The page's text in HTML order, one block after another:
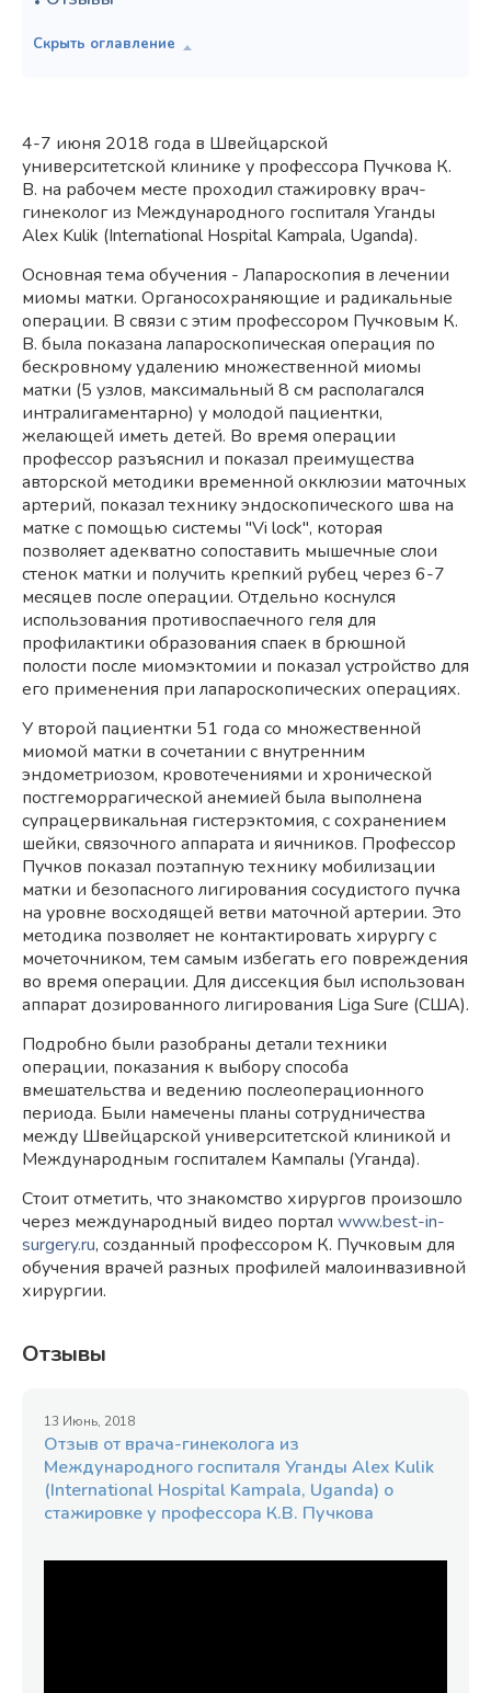
4-7 июня 2018 года в Швейцарской
университетской клинике у профессора Пучкова К.
В. на рабочем месте проходил стажировку врач-
гинеколог из Международного госпиталя Уганды
Alex Kulik (International Hospital Kampala, Uganda).
Основная тема обучения - Лапароскопия в лечении
миомы матки. Органосохраняющие и радикальные
операции. В связи с этим профессором Пучковым К.
В. была показана лапароскопическая операция по
бескровному удалению множественной миомы
матки (5 узлов, максимальный 8 см располагался
интралигаментарно) у молодой пациентки,
желающей иметь детей. Во время операции
профессор разъяснил и показал преимущества
авторской методики временной окклюзии маточных
артерий, показал технику эндоскопического шва на
матке с помощью системы "Vi lock", которая
позволяет адекватно сопоставить мышечные слои
стенок матки и получить крепкий рубец через 6-7
месяцев после операции. Отдельно коснулся
использования противоспаечного геля для
профилактики образования спаек в брюшной
полости после миомэктомии и показал устройство для
его применения при лапароскопических операциях.
У второй пациентки 51 года со множественной
миомой матки в сочетании с внутренним
эндометриозом, кровотечениями и хронической
постгеморрагической анемией была выполнена
супрацервикальная гистерэктомия, с сохранением
шейки, связочного аппарата и яичников. Профессор
Пучков показал поэтапную технику мобилизации
матки и безопасного лигирования сосудистого пучка
на уровне восходящей ветви маточной артерии. Это
методика позволяет не контактировать хирургу с
мочеточником, тем самым избегать его повреждения
во время операции. Для диссекция был использован
аппарат дозированного лигирования Liga Sure (США).
Подробно были разобраны детали техники
операции, показания к выбору способа
вмешательства и ведению послеоперационного
периода. Были намечены планы сотрудничества
между Швейцарской университетской клиникой и
Международным госпиталем Кампалы (Уганда).
Стоит отметить, что знакомство хирургов произошло
через международный видео портал www.best-in-
surgery.ru, созданный профессором К. Пучковым для
обучения врачей разных профилей малоинвазивной
хирургии.
Отзывы
13 Июнь, 2018
Отзыв от врача-гинеколога из
Международного госпиталя Уганды Alex Kulik
(International Hospital Kampala, Uganda) о
стажировке у профессора К.В. Пучкова